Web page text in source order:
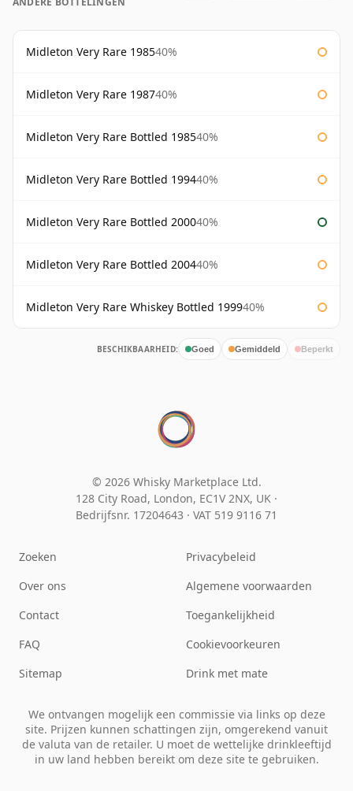
Midleton Very Rare 198540%
Midleton Very Rare 198740%
Midleton Very Rare Bottled 198540%
Midleton Very Rare Bottled 199440%
Midleton Very Rare Bottled 200040%
Midleton Very Rare Bottled 200440%
Midleton Very Rare Whiskey Bottled 199940%
BESCHIKBAARHEID: Goed Gemiddeld Beperkt
© 2026 Whisky Marketplace Ltd.
128 City Road, London, EC1V 2NX, UK ·
Bedrijfsnr. 17204643 · VAT 519 9116 71
Zoeken
Over ons
Contact
FAQ
Sitemap
Privacybeleid
Algemene voorwaarden
Toegankelijkheid
Cookievoorkeuren
Drink met mate
We ontvangen mogelijk een commissie via links op deze
site. Prijzen kunnen schattingen zijn, omgerekend vanuit
de valuta van de retailer. U moet de wettelijke drinkleeftijd
in uw land hebben bereikt om deze site te gebruiken.